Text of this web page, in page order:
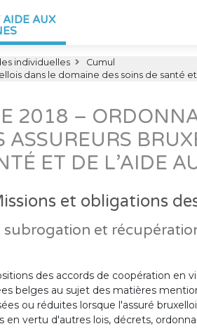
AIDE AUX
individuelles
Cumul
dans le domaine des soins de santé
2018 –
ASSUREURS
ET DE L’AIDE
et obligations
subrogation et
des accords de coopération
belges au sujet des matières
ou réduites lorsque l'assuré
vertu d'autres lois, décrets,